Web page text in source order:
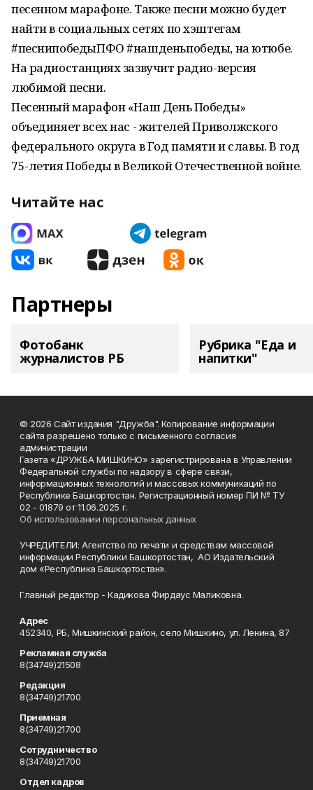
песенном марафоне. Также песни можно будет
найти в социальных сетях по хэштегам
#песнипобедыПФО #нашденьпобеды, на ютюбе.
На радиостанциях зазвучит радио-версия
любимой песни.
Песенный марафон «Наш День Победы»
объединяет всех нас - жителей Приволжского
федерального округа в Год памяти и славы. В год
75-летия Победы в Великой Отечественной войне.
Читайте нас
Партнеры
Фотобанк
журналистов РБ
Рубрика "Еда и
напитки"
© 2026 Сайт издания "Дружба". Копирование информации
сайта разрешено только с письменного согласия
администрации
Газета «ДРУЖБА МИШКИНО» зарегистрирована в Управлении
Федеральной службы по надзору в сфере связи,
информационных технологий и массовых коммуникаций по
Республике Башкортостан. Регистрационный номер ПИ № ТУ
02 - 01879 от 11.06.2025 г.
Об использовании персональных данных
УЧРЕДИТЕЛИ: Агентство по печати и средствам массовой
информации Республики Башкортостан, АО Издательский
дом «Республика Башкортостан».
Главный редактор - Кадикова Фирдаус Маликовна.
Адрес
452340, РБ, Мишкинский район, село Мишкино, ул. Ленина, 87
Рекламная служба
8(34749)21508
Редакция
8(34749)21700
Приемная
8(34749)21700
Сотрудничество
8(34749)21700
Отдел кадров